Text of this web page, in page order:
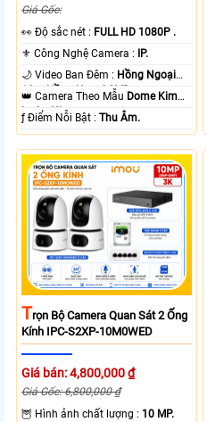
Giá Gốc:
️👀 Độ sắc nét : FULL HD 1080P .
⚜️ Công Nghệ Camera : IP.
🌙 Video Ban Đêm : Hồng Ngoại
10m Hồng Ngoại SMD.
👑 Camera Theo Mẫu Dome Kim
loại + Nhựa.
️ƒ Điểm Nỗi Bật :Thu Âm.
TRọn Bộ Camera Quan Sát 2 Ống
Kính IPC-S2XP-10M0WED
Giá bán: 4,800,000 ₫
Giá Gốc: 6,800,000 ₫
🦉 Hình ảnh chất lượng : 10 MP.